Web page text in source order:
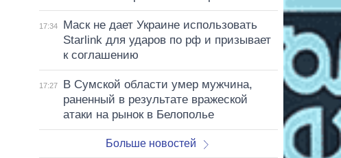
17:34
Маск не дает Украине использовать
Starlink для ударов по рф и призывает
к соглашению
17:27
В Сумской области умер мужчина,
раненный в результате вражеской
атаки на рынок в Белополье
Больше новостей